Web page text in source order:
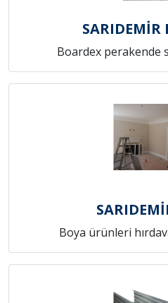
SARIDEMİR
Boardex perakende
Boya ürünleri